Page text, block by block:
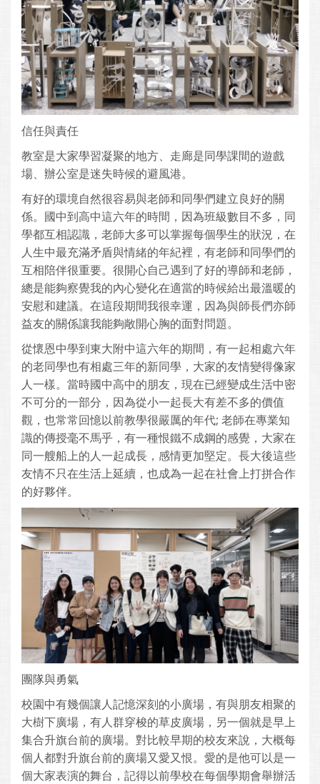
信任與責任
教室是大家學習凝聚的地方、走廊是同學課間的遊戲
場、辦公室是迷失時候的避風港。
有好的環境自然很容易與老師和同學們建立良好的關
係。國中到高中這六年的時間，因為班級數目不多，同
學都互相認識，老師大多可以掌握每個學生的狀況，在
人生中最充滿矛盾與情緒的年紀裡，有老師和同學們的
互相陪伴很重要。很開心自己遇到了好的導師和老師，
總是能夠察覺我的內心變化在適當的時候給出最溫暖的
安慰和建議。在這段期間我很幸運，因為與師長們亦師
益友的關係讓我能夠敞開心胸的面對問題。
從懷恩中學到東大附中這六年的期間，有一起相處六年
的老同學也有相處三年的新同學，大家的友情變得像家
人一樣。當時國中高中的朋友，現在已經變成生活中密
不可分的一部分，因為從小一起長大有差不多的價值
觀，也常常回憶以前教學很嚴厲的年代; 老師在專業知
識的傳授毫不馬乎，有一種恨鐵不成鋼的感覺，大家在
同一艘船上的人一起成長，感情更加堅定。長大後這些
友情不只在生活上延續，也成為一起在社會上打拼合作
的好夥伴。
團隊與勇氣
校園中有幾個讓人記憶深刻的小廣場，有與朋友相聚的
大樹下廣場，有人群穿梭的草皮廣場，另一個就是早上
集合升旗台前的廣場。對比較早期的校友來說，大概每
個人都對升旗台前的廣場又愛又恨。愛的是他可以是一
個大家表演的舞台，記得以前學校在每個學期會舉辦活